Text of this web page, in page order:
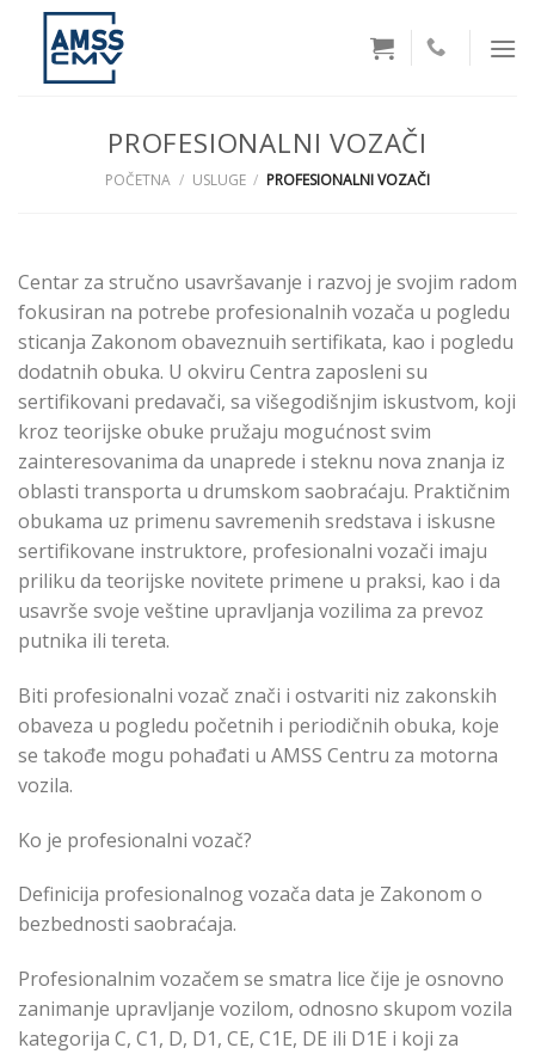
content
PROFESIONALNI VOZAČI
POČETNA / USLUGE / PROFESIONALNI VOZAČI
Centar za stručno usavršavanje i razvoj je svojim radom
fokusiran na potrebe profesionalnih vozača u pogledu
sticanja Zakonom obaveznuih sertifikata, kao i pogledu
dodatnih obuka. U okviru Centra zaposleni su
sertifikovani predavači, sa višegodišnjim iskustvom, koji
kroz teorijske obuke pružaju mogućnost svim
zainteresovanima da unaprede i steknu nova znanja iz
oblasti transporta u drumskom saobraćaju. Praktičnim
obukama uz primenu savremenih sredstava i iskusne
sertifikovane instruktore, profesionalni vozači imaju
priliku da teorijske novitete primene u praksi, kao i da
usavrše svoje veštine upravljanja vozilima za prevoz
putnika ili tereta.
Biti profesionalni vozač znači i ostvariti niz zakonskih
obaveza u pogledu početnih i periodičnih obuka, koje
se takođe mogu pohađati u AMSS Centru za motorna
vozila.
Ko je profesionalni vozač?
Definicija profesionalnog vozača data је Zakonom o
bezbednosti saobraćaja.
Profesionalnim vozačem se smatra lice čije je osnovno
zanimanje upravljanje vozilom, odnosno skupom vozila
kategorija C, C1, D, D1, CE, C1E, DE ili D1E i koji za